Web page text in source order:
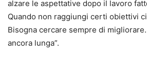
alzare le aspettative dopo il lavoro
Quando non raggiungi certi obiettivi
Bisogna cercare sempre di
ancora lunga”.